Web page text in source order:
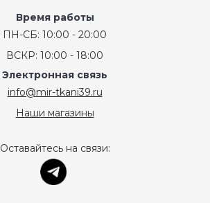
Время работы
ПН-СБ: 10:00 - 20:00
ВСКР: 10:00 - 18:00
Электронная связь
info@mir-tkani39.ru
Наши магазины
Оставайтесь на связи: